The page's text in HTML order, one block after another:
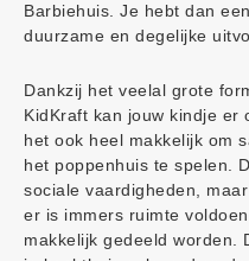
Barbiehuis. Je hebt dan
duurzame en degelijke
Dankzij het veelal grote
KidKraft kan jouw kindje er
het ook heel makkelijk om
het poppenhuis te spelen.
sociale vaardigheden,
er is immers ruimte
makkelijk gedeeld worden.